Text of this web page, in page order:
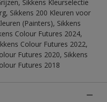
Sikkens Kleurselectie
Sikkens 200 Kleuren voor
(Painters), Sikkens
Colour Futures 2024,
Colour Futures 2022,
Futures 2020, Sikkens
Futures 2018